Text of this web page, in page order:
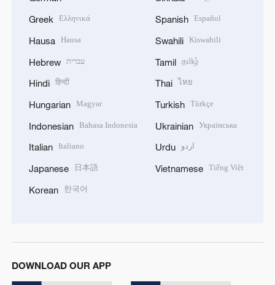
Greek Ελληνικά
Hausa Hausa
Hebrew עברית
Hindi हिन्दी
Hungarian Magyar
Indonesian Bahasa Indonesia
Italian Italiano
Japanese 日本語
Korean 한국어
Spanish Español
Swahili Kiswahili
Tamil தமிழ்
Thai ไทย
Turkish Türkçe
Ukrainian Українська
Urdu اردو
Vietnamese Tiếng Việt
DOWNLOAD OUR APP